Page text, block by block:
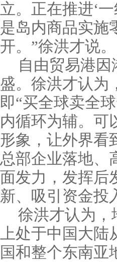
立。正在推进‘
是岛内商品实施
开。”徐洪才说。
自由贸易港
盛。徐洪才认为
即“买全球卖全
内循环为辅。可
形象，让外界看
总部企业落地、
面发力，发挥后
新、吸引资金投
徐洪才认为，
上处于中国大陆
国和整个东南亚